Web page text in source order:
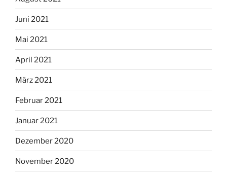
Juni 2021
Mai 2021
April 2021
März 2021
Februar 2021
Januar 2021
Dezember 2020
November 2020